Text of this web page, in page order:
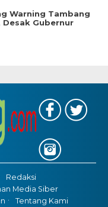
Warning Tambang
Desak Gubernur
Redaksi
Media Siber
Tentang Kami